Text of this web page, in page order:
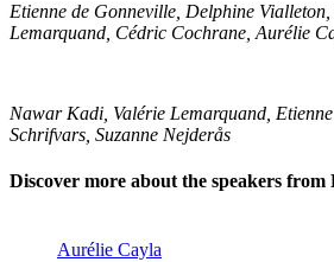
Etienne de Gonneville, Delphine
Lemarquand, Cédric Cochrane, Aurélie
Nawar Kadi, Valérie Lemarquand,
Schrifvars, Suzanne Nejderås
Discover more about the speakers from
Aurélie Cayla